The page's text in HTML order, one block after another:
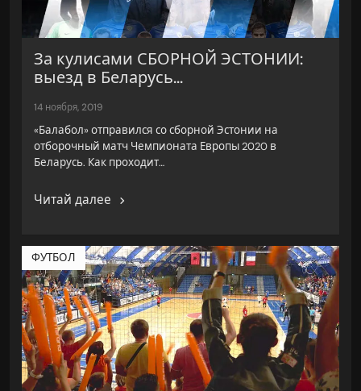
За кулисами СБОРНОЙ ЭСТОНИИ:
выезд в Беларусь...
14 ноября, 2019
«Балабол» отправился со сборной Эстонии на
отборочный матч Чемпионата Европы 2020 в
Беларусь. Как проходит…
Читай далее
ФУТБОЛ